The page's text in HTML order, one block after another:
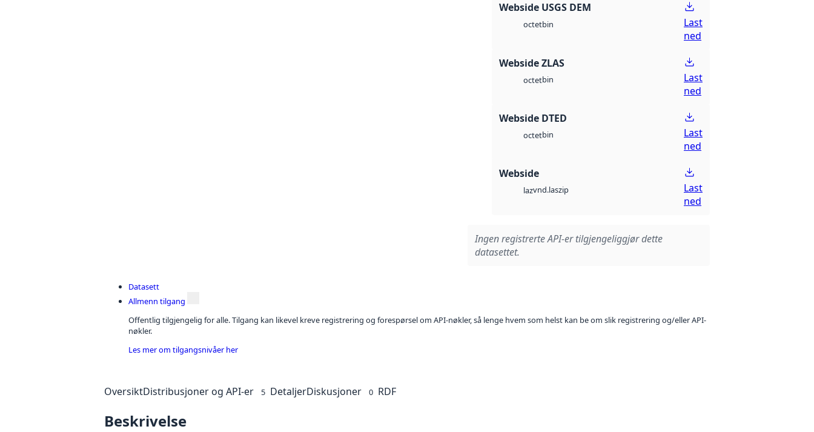
Webside USGS DEM
octetbin
Last
ned
Webside ZLAS
octetbin
Last
ned
Webside DTED
octetbin
Last
ned
Webside
lazvnd.laszip
Last
ned
Ingen registrerte API-er tilgjengeliggjør dette
datasettet.
Datasett
Allmenn tilgang
Offentlig tilgjengelig for alle. Tilgang kan likevel kreve registrering og forespørsel om API-nøkler, så lenge hvem som helst kan be om slik registrering og/eller API-
nøkler.
Les mer om tilgangsnivåer her
OversiktDistribusjoner og API-er 5 DetaljerDiskusjoner 0 RDF
Beskrivelse